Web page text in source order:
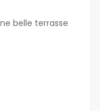
belle terrasse